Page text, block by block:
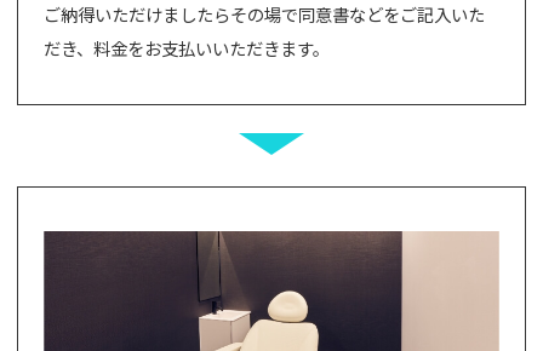
ご納得いただけましたらその場で同意書などをご記入いた
だき、料金をお支払いいただきます。